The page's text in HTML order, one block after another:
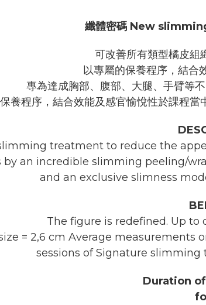
纖體密碼 New
可改善所有類型橘皮組
以專屬的保養程序，結合
專為達成胸部、腹部、大腿、手臂等
養程序，結合效能及感官愉悅性於課程
treatment to reduce the
an incredible slimming peeling/
and an exclusive slimness
The figure is redefined. Up to
= 2,6 cm Average measurements
sessions of Signature
Duration of